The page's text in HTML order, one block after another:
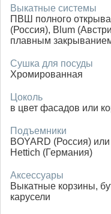
Выкатные системы
ПВШ полного
(Россия), Blum
плавным
Сушка для посуды
Хромированная
Цоколь
в цвет фасадов или
Подъемники
BOYARD (Россия)
Hettich (Германия)
Аксессуары
Выкатные корзины,
карусели